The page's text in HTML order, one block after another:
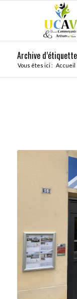
Archive
Vous êtes ici : Accueil